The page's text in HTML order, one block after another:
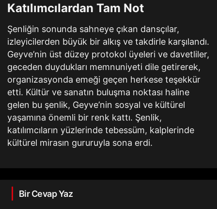
Katılımcılardan Tam Not
Şenliğin sonunda sahneye çıkan dansçılar,
izleyicilerden büyük bir alkış ve takdirle karşılandı.
Geyve’nin üst düzey protokol üyeleri ve davetliler,
geceden duydukları memnuniyeti dile getirerek,
organizasyonda emeği geçen herkese teşekkür
etti. Kültür ve sanatın buluşma noktası haline
gelen bu şenlik, Geyve’nin sosyal ve kültürel
yaşamına önemli bir renk kattı. Şenlik,
katılımcıların yüzlerinde tebessüm, kalplerinde
kültürel mirasın gururuyla sona erdi.
Bir Cevap Yaz